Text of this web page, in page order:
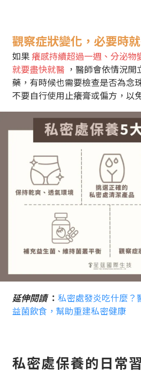
觀察症狀變化，必要時
如果癢感持續超過一週、分泌物
就要盡快就醫 ，醫師會依情況
藥，有時候也需要檢查是否為念
不要自行使用止癢膏或偏方，以
延伸閱讀： 私密處發炎吃什麼？
益菌飲食，幫助重建私密健康
私密處保養的日常